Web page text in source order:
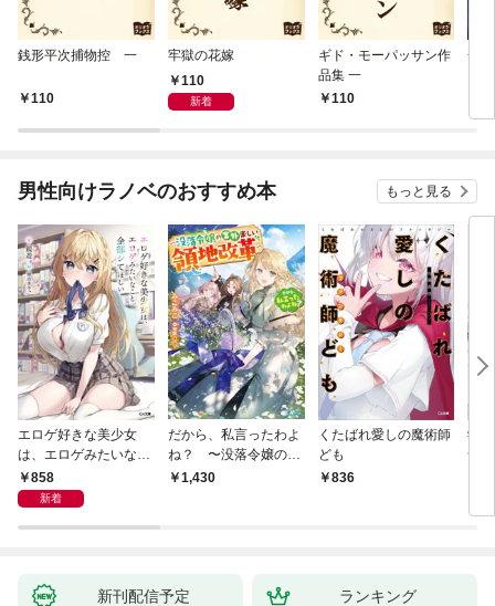
銭形平次捕物控 一
110
牢獄の花嫁
110
新着
ギド・モーパッサン作
品集 一
110
一
男性向けラノベのおすすめ本 もっと見る
エロゲ好きな美少女
は、エロゲみたいなこ
と全部シてほしい【電
子ＳＳ特典付き】
858
新着
だから、私言ったわよ
ね？ 〜没落令嬢の案
外楽しい領地改革〜
1,430
くたばれ愛しの魔術師
ども
836
学
命
新刊配信予定 ランキング